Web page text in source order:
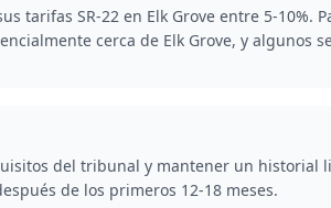
SR-22 en Elk Grove entre 5-10%.
cerca de Elk Grove, y algunos
del tribunal y mantener un historial
de los primeros 12-18 meses.